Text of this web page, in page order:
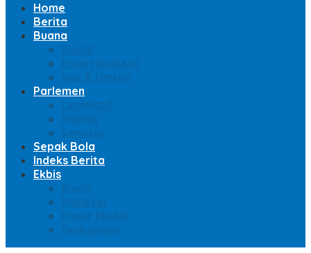
Home
Berita
Buana
Sosial
Entertainment
Haji & Umroh
Parlemen
Legislatif
Majelis
Senator
Sepak Bola
Indeks Berita
Ekbis
Bisnis
Moneter
Pasar Modal
Perbankan